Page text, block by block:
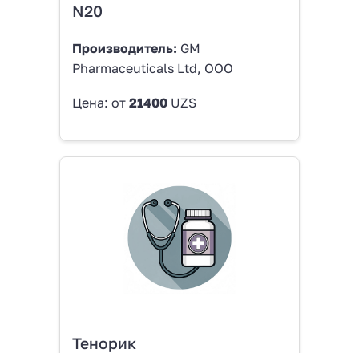
N20
Производитель: GM
Pharmaceuticals Ltd, OOO
Цена: от 21400 UZS
Тенорик